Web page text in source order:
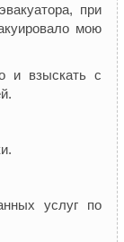
при
мою
и взыскать с
услуг по